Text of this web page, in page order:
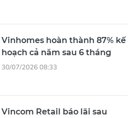
Vinhomes hoàn thành 87% kế
hoạch cả năm sau 6 tháng
30/07/2026 08:33
Vincom Retail báo lãi sau